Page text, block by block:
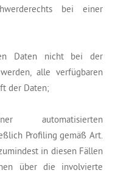
bei einer
Daten nicht bei der
alle verfügbaren
der Daten;
automatisierten
Profiling gemäß Art.
in diesen Fällen
über die involvierte